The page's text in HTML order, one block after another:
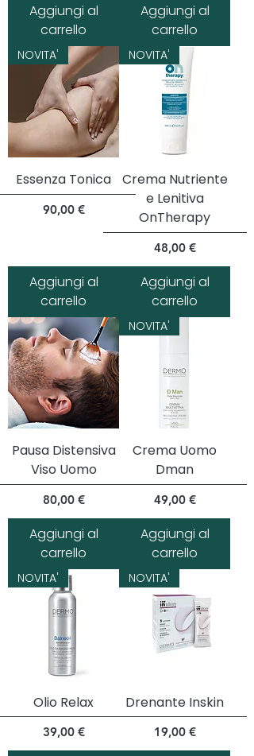
Aggiungi al
carrello
Aggiungi al
carrello
NOVITA'
Essenza Tonica
Prezzo
90,00 €
Aggiungi al
carrello
NOVITA'
Crema Nutriente
e Lenitiva
OnTherapy
Prezzo
48,00 €
Aggiungi al
carrello
Pausa Distensiva
Viso Uomo
Prezzo
80,00 €
Aggiungi al
carrello
NOVITA'
Crema Uomo
Dman
Prezzo
49,00 €
Aggiungi al
carrello
NOVITA'
Olio Relax
Prezzo
39,00 €
NOVITA'
Drenante Inskin
Prezzo
19,00 €